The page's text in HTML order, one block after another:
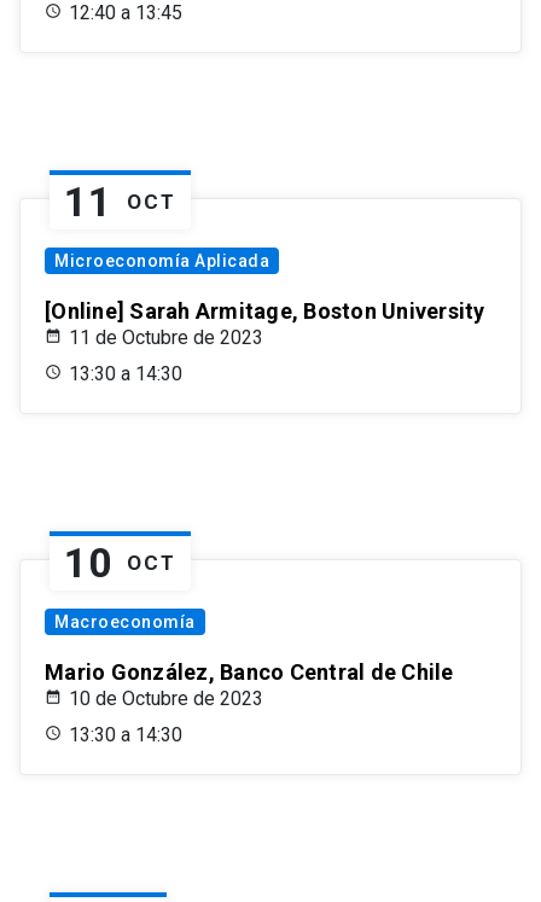
12:40 a 13:45
11 OCT
Microeconomía Aplicada
[Online] Sarah Armitage, Boston University
11 de Octubre de 2023
13:30 a 14:30
10 OCT
Macroeconomía
Mario González, Banco Central de Chile
10 de Octubre de 2023
13:30 a 14:30